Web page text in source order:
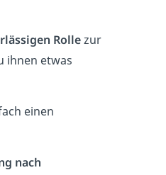
Rollezur
ihnen etwas
einen
nach